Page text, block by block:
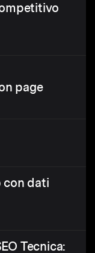
page
con dati
Tecnica: